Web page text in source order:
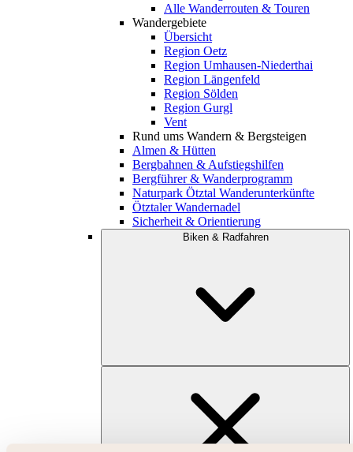
Alle Wanderrouten & Touren
Wandergebiete
Übersicht
Region Oetz
Region Umhausen-Niederthai
Region Längenfeld
Region Sölden
Region Gurgl
Vent
Rund ums Wandern & Bergsteigen
Almen & Hütten
Bergbahnen & Aufstiegshilfen
Bergführer & Wanderprogramm
Naturpark Ötztal Wanderunterkünfte
Ötztaler Wandernadel
Sicherheit & Orientierung
Biken & Radfahren